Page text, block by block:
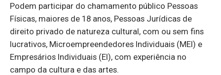
Podem participar do chamamento público Pessoas
Físicas, maiores de 18 anos, Pessoas Jurídicas de
direito privado de natureza cultural, com ou sem fins
lucrativos, Microempreendedores Individuais (MEI) e
Empresários Individuais (EI), com experiência no
campo da cultura e das artes.